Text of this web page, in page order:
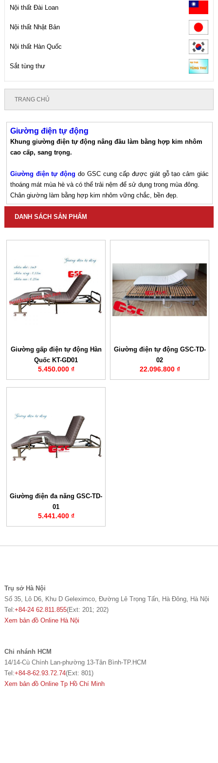
Nội thất Đài Loan
Nội thất Nhật Bản
Nội thất Hàn Quốc
Sắt tùng thư
TRANG CHỦ
Giường điện tự động
Khung giường điện tự động nâng đầu làm bằng hợp kim nhôm
cao cấp, sang trọng.
Giường điện tự động do GSC cung cấp được giát gỗ tạo cảm giác
thoáng mát mùa hè và có thể trải nệm để sử dụng trong mùa đông.
Chân giường làm bằng hợp kim nhôm vững chắc, bền đẹp.
DANH SÁCH SẢN PHẨM
Giường gấp điện tự động Hàn
Quốc KT-GD01
5.450.000 ₫
Giường điện tự động GSC-TD-
02
22.096.800 ₫
Giường điện đa năng GSC-TD-
01
5.441.400 ₫
Trụ sở Hà Nội
Số 35, Lô D6, Khu D Geleximco, Đường Lê Trọng Tấn, Hà Đông, Hà Nội
Tel:+84-24 62.811.855(Ext: 201; 202)
Xem bản đồ Online Hà Nội
Chi nhánh HCM
14/14-Cù Chính Lan-phường 13-Tân Bình-TP.HCM
Tel:+84-8-62.93.72.74(Ext: 801)
Xem bản đồ Online Tp Hồ Chí Minh